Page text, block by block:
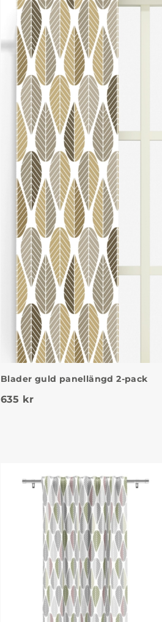
Blader guld panellängd 2-pack
635 kr